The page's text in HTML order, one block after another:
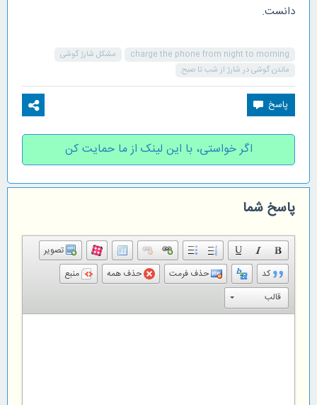
دانست.
charge the phone from night to morning
مشکل شارژ گوشی
ماندن گوشی در شارژ از شب تا صبح
اگر خواستی، با این لینک از ما حمایت کن
پاسخ شما
تصویر
کد
حذف فرمت حذف همه
منبع
قالب